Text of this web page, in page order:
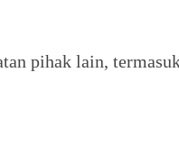
pihak lain,